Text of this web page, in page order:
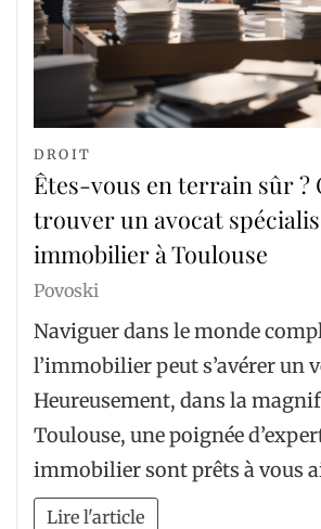
DROIT
Êtes-vous en terrain sûr ?
trouver un avocat
immobilier à Toulouse
Povoski
Naviguer dans le monde
l’immobilier peut s’avérer un
Heureusement, dans la
Toulouse, une poignée
immobilier sont prêts à vous
Lire l'article